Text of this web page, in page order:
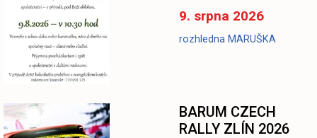
9. srpna 2026
rozhledna MARUŠKA
BARUM CZECH
RALLY ZLÍN 2026